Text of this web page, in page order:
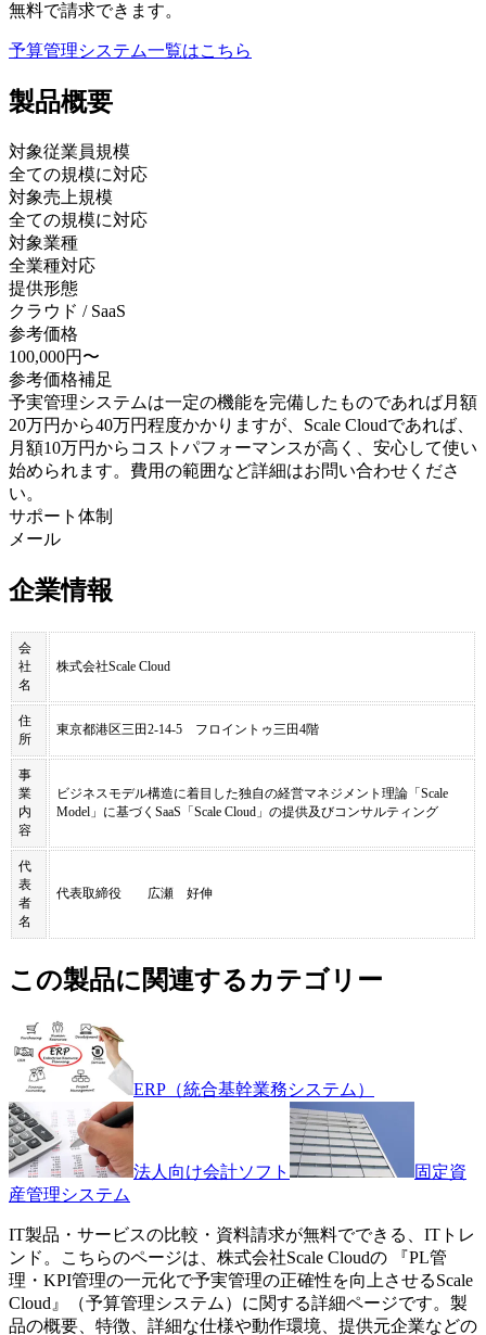
無料で請求できます。
予算管理システム一覧はこちら
製品概要
対象従業員規模
全ての規模に対応
対象売上規模
全ての規模に対応
対象業種
全業種対応
提供形態
クラウド / SaaS
参考価格
100,000円〜
参考価格補足
予実管理システムは一定の機能を完備したものであれば月額
20万円から40万円程度かかりますが、Scale Cloudであれば、
月額10万円からコストパフォーマンスが高く、安心して使い
始められます。費用の範囲など詳細はお問い合わせくださ
い。
サポート体制
メール
企業情報
会
社
名
株式会社Scale Cloud
住
所
東京都港区三田2-14-5 フロイントゥ三田4階
事
業
内
容
ビジネスモデル構造に着目した独自の経営マネジメント理論「Scale
Model」に基づくSaaS「Scale Cloud」の提供及びコンサルティング
代
表
者
名
代表取締役 広瀬 好伸
この製品に関連するカテゴリー
ERP（統合基幹業務システム）
法人向け会計ソフト
固定資
産管理システム
IT製品・サービスの比較・資料請求が無料でできる、ITトレ
ンド。こちらのページは、 株式会社Scale Cloudの 『PL管
理・KPI管理の一元化で予実管理の正確性を向上させるScale
Cloud 』（予算管理システム ）に関する詳細ページです。製
品の概要、特徴、詳細な仕様や動作環境、提供元企業などの